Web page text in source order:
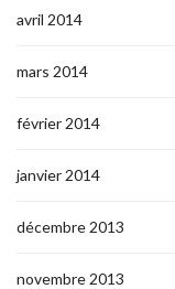
avril 2014
mars 2014
février 2014
janvier 2014
décembre 2013
novembre 2013